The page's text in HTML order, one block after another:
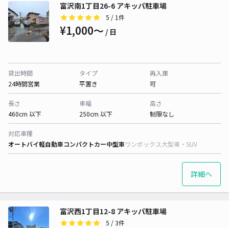
富沢南1丁目26-6 アキッパ駐車場
5 / 1件
¥1,000〜 / 日
貸出時間
24時間営業
タイプ
平置き
再入庫
可
長さ
460cm 以下
車幅
250cm 以下
高さ
制限なし
対応車種
オートバイ軽自動車コンパクトカー中型車ワンボックス大型車・SUV
詳細へ
富沢西1丁目12-8 アキッパ駐車場
5 / 3件